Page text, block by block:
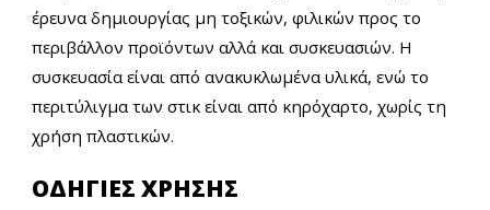
έρευνα δημιουργίας μη τοξικών, φιλικών προς το
περιβάλλον προϊόντων αλλά και συσκευασιών. Η
συσκευασία είναι από ανακυκλωμένα υλικά, ενώ το
περιτύλιγμα των στικ είναι από κηρόχαρτο, χωρίς τη
χρήση πλαστικών.
ΟΔΗΓΙΕΣ ΧΡΗΣΗΣ